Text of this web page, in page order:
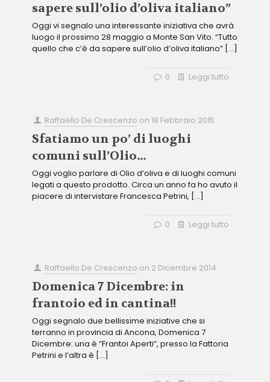
sapere sull’olio d’oliva italiano”
Oggi vi segnalo una interessante iniziativa che avrà
luogo il prossimo 28 maggio a Monte San Vito. “Tutto
quello che c’è da sapere sull’olio d’oliva italiano” […]
0 Leggi tutto
Raffaello De Crescenzo on18 Febbraio 2015
Sfatiamo un po’ di luoghi
comuni sull’Olio…
Oggi voglio parlare di Olio d’oliva e di luoghi comuni
legati a questo prodotto. Circa un anno fa ho avuto il
piacere di intervistare Francesca Petrini, […]
0 Leggi tutto
Raffaello De Crescenzo on 2 Dicembre 2014
Domenica 7 Dicembre: in
frantoio ed in cantina!!
Oggi segnalo due bellissime iniziative che si
terranno in provincia di Ancona, Domenica 7
Dicembre: una è “Frantoi Aperti“, presso la Fattoria
Petrini e l’altra è […]